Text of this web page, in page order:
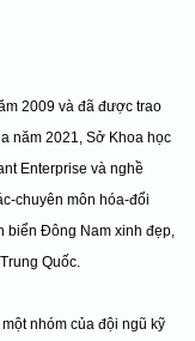
2009 và đã được trao
năm 2021, Sở Khoa học
Enterprise và nghề
chuyên môn hóa-đổi
biển Đông Nam xinh đẹp,
Quốc.
nhóm của đội ngũ kỹ